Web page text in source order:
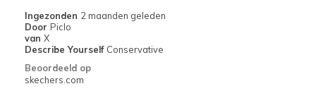
Ingezonden 2 maanden geleden
Door Piclo
van X
Describe Yourself Conservative
Beoordeeld op
skechers.com